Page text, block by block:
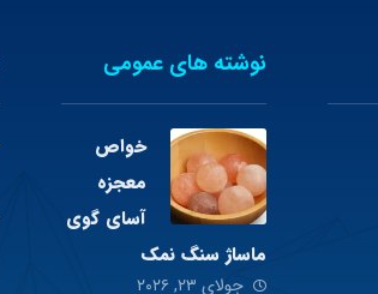
نوشته های عمومی
خواص
معجزه
آسای گوی
ماساژ سنگ نمک
جولای ۲۳, ۲۰۲۶